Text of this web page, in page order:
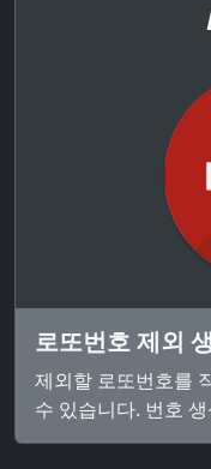
로또번호 제외
제외할 로또번호를
수 있습니다. 번호